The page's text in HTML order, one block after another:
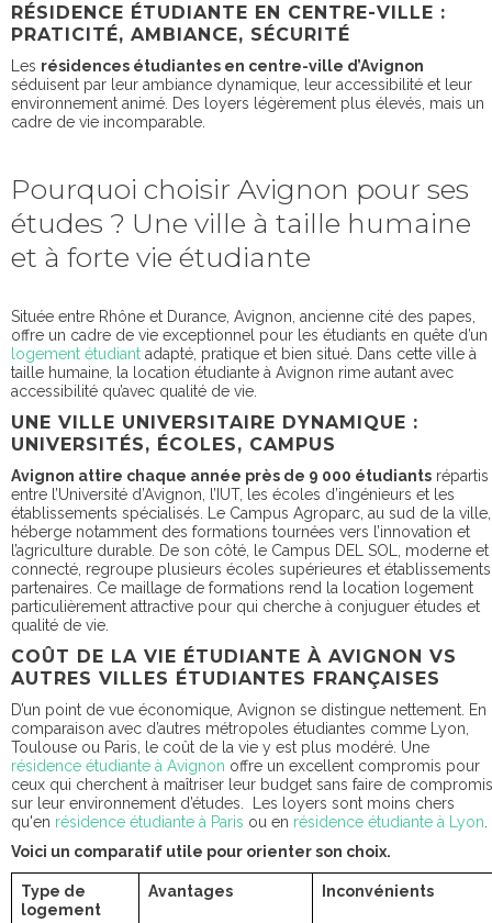
RÉSIDENCE ÉTUDIANTE EN CENTRE-VILLE :
PRATICITÉ, AMBIANCE, SÉCURITÉ
Les résidences étudiantes en centre-ville d’Avignon
séduisent par leur ambiance dynamique, leur accessibilité et leur
environnement animé. Des loyers légèrement plus élevés, mais un
cadre de vie incomparable.
Pourquoi choisir Avignon pour ses
études ? Une ville à taille humaine
et à forte vie étudiante
Située entre Rhône et Durance, Avignon, ancienne cité des papes,
offre un cadre de vie exceptionnel pour les étudiants en quête d’un
logement étudiant adapté, pratique et bien situé. Dans cette ville à
taille humaine, la location étudiante à Avignon rime autant avec
accessibilité qu’avec qualité de vie.
UNE VILLE UNIVERSITAIRE DYNAMIQUE :
UNIVERSITÉS, ÉCOLES, CAMPUS
Avignon attire chaque année près de 9 000 étudiants répartis
entre l’Université d’Avignon, l’IUT, les écoles d’ingénieurs et les
établissements spécialisés. Le Campus Agroparc, au sud de la ville,
héberge notamment des formations tournées vers l’innovation et
l’agriculture durable. De son côté, le Campus DEL SOL, moderne et
connecté, regroupe plusieurs écoles supérieures et établissements
partenaires. Ce maillage de formations rend la location logement
particulièrement attractive pour qui cherche à conjuguer études et
qualité de vie.
COÛT DE LA VIE ÉTUDIANTE À AVIGNON VS
AUTRES VILLES ÉTUDIANTES FRANÇAISES
D’un point de vue économique, Avignon se distingue nettement. En
comparaison avec d’autres métropoles étudiantes comme Lyon,
Toulouse ou Paris, le coût de la vie y est plus modéré. Une
résidence étudiante à Avignon offre un excellent compromis pour
ceux qui cherchent à maîtriser leur budget sans faire de compromis
sur leur environnement d’études. Les loyers sont moins chers
qu'en résidence étudiante à Paris ou en résidence étudiante à Lyon
Voici un comparatif utile pour orienter son choix.
Type de
logement
Avantages Inconvénients